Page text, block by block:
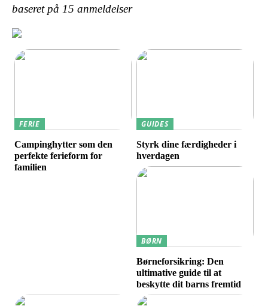
baseret på 15 anmeldelser
FERIE
Campinghytter som den
perfekte ferieform for
familien
GUIDES
Styrk dine færdigheder i
hverdagen
BØRN
Børneforsikring: Den
ultimative guide til at
beskytte dit barns fremtid